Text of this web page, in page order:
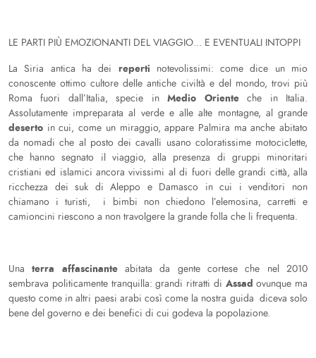
LE PARTI PIÙ EMOZIONANTI DEL VIAGGIO... E EVENTUALI INTOPPI
La Siria antica ha dei reperti notevolissimi: come dice un mio
conoscente ottimo cultore delle antiche civiltà e del mondo, trovi più
Roma fuori dall’Italia, specie inMedio Orienteche in Italia.
Assolutamente impreparata al verde e alle alte montagne, al grande
deserto in cui, come un miraggio, appare Palmira ma anche abitato
da nomadi che al posto dei cavalli usano coloratissime motociclette,
che hanno segnato il viaggio, alla presenza di gruppi minoritari
cristiani ed islamici ancora vivissimi al di fuori delle grandi città, alla
ricchezza dei suk di Aleppo e Damasco in cui i venditori non
chiamano i turisti, i bimbi non chiedono l’elemosina, carretti e
camioncini riescono a non travolgere la grande folla che li frequenta.
Unaterra affascinanteabitata da gente cortese che nel 2010
sembrava politicamente tranquilla: grandi ritratti di Assad ovunque ma
questo come in altri paesi arabi così come la nostra guida diceva solo
bene del governo e dei benefici di cui godeva la popolazione.